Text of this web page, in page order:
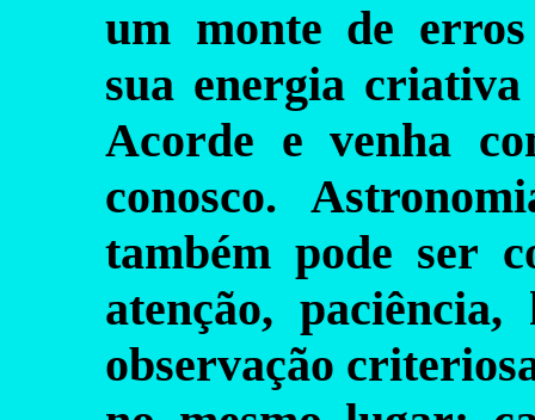
um monte de
sua energia
Acorde e venha
conosco.
também pode ser
atenção,
observação